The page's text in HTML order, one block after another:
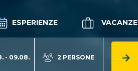
ESPERIENZE VACANZE
- 09.08. 2 PERSONE